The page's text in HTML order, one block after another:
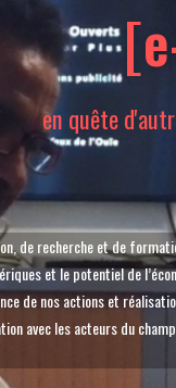
en quête
de recherche et de
et le potentiel de
de nos actions et
avec les acteurs du